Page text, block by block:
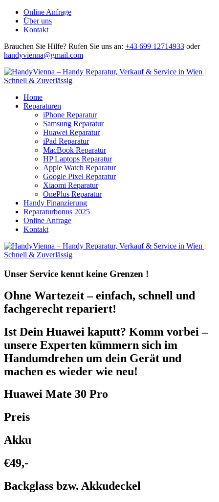
Online Anfrage
Über uns
Kontakt
Brauchen Sie Hilfe? Rufen Sie uns an: +43 699 12714933 oder
handyvienna@gmail.com
Home
Reparaturen
iPhone Reparatur
Samsung Reparatur
Huawei Reparatur
iPad Reparatur
MacBook Reparatur
HP Laptops Reparatur
Apple Watch Reparatur
Google Pixel Reparatur
Xiaomi Reparatur
OnePlus Reparatur
Handy Finanzierung
Reparaturbonus 2025
Online Anfrage
Kontakt
Unser Service kennt keine Grenzen !
Ohne Wartezeit – einfach, schnell und
fachgerecht repariert!
Ist Dein Huawei kaputt? Komm vorbei –
unsere Experten kümmern sich im
Handumdrehen um dein Gerät und
machen es wieder wie neu!
Huawei Mate 30 Pro
Preis
Akku
€49,-
Backglass bzw. Akkudeckel